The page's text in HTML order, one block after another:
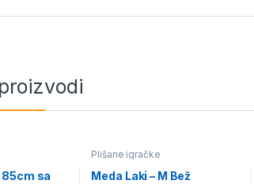
85cm sa
Plišane igračke
Meda Laki – M Bež